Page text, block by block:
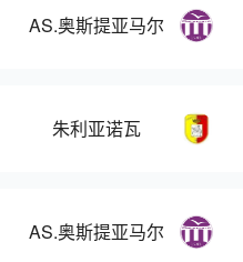
AS.奥斯提亚马尔
朱利亚诺瓦
AS.奥斯提亚马尔